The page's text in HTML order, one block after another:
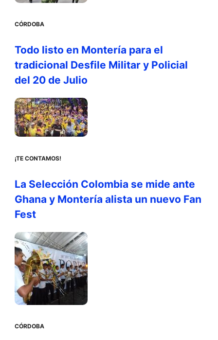
CÓRDOBA
Todo listo en Montería para el
tradicional Desfile Militar y Policial
del 20 de Julio
¡TE CONTAMOS!
La Selección Colombia se mide ante
Ghana y Montería alista un nuevo Fan
Fest
CÓRDOBA